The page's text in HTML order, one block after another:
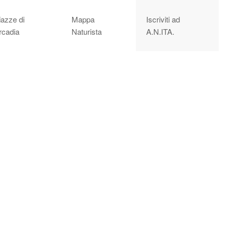
di
Mappa
Naturista
Iscriviti ad
A.N.ITA.